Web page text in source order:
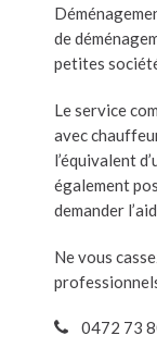
de
petites
Le service
avec
l’équivalent
également
demander
Ne vous
0472 73